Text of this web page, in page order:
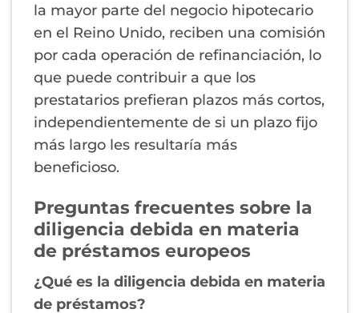
la mayor parte del negocio hipotecario
en el Reino Unido, reciben una comisión
por cada operación de refinanciación, lo
que puede contribuir a que los
prestatarios prefieran plazos más cortos,
independientemente de si un plazo fijo
más largo les resultaría más
beneficioso.
Preguntas frecuentes sobre la
diligencia debida en materia
de préstamos europeos
¿Qué es la diligencia debida en materia
de préstamos?